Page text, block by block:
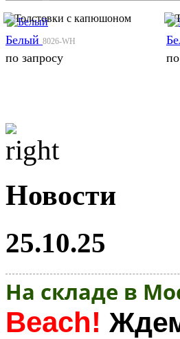
Белый 8026-WH
по запросу
Новости
25.10.25
На складе в
Beach!